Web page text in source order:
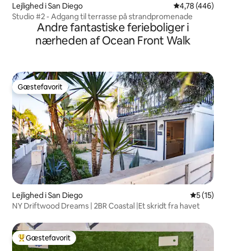
Lejlighed i San Diego 4,78 ud af 5 i
4,78 (446)
Studio #2 - Adgang til terrasse på strandpromenade
Andre fantastiske ferieboliger i
nærheden af Ocean Front Walk
Gæstefavorit
Gæstefavorit
Lejlighed i San Diego 5 ud af 5
5 (15)
NY Driftwood Dreams | 2BR Coastal |Et skridt fra havet
Bedste gæstefavorit
Gæstefavorit